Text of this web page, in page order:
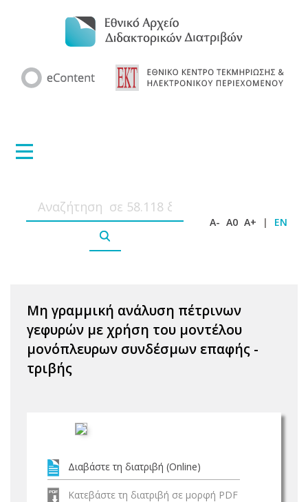
A- A0 A+ | EN
Μη γραμμική ανάλυση πέτρινων
γεφυρών με χρήση του μοντέλου
μονόπλευρων συνδέσμων επαφής -
τριβής
Διαβάστε τη διατριβή (Online)
Κατεβάστε τη διατριβή σε μορφή PDF